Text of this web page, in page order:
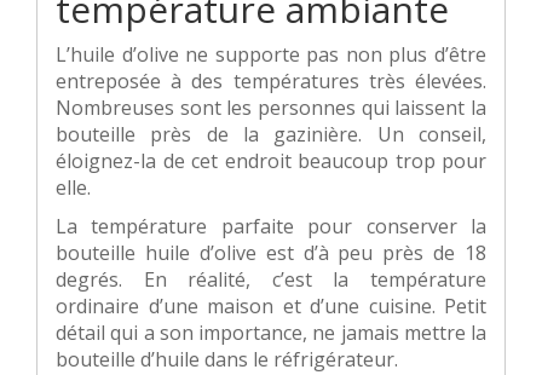
L’huile d’olive ne supporte pas non plus d’être
entreposée à des températures très élevées.
Nombreuses sont les personnes qui laissent la
bouteille près de la gazinière. Un conseil,
éloignez-la de cet endroit beaucoup trop pour
elle.
La température parfaite pour conserver la
bouteille huile d’olive est d’à peu près de 18
degrés. En réalité, c’est la température
ordinaire d’une maison et d’une cuisine. Petit
détail qui a son importance, ne jamais mettre la
bouteille d’huile dans le réfrigérateur.